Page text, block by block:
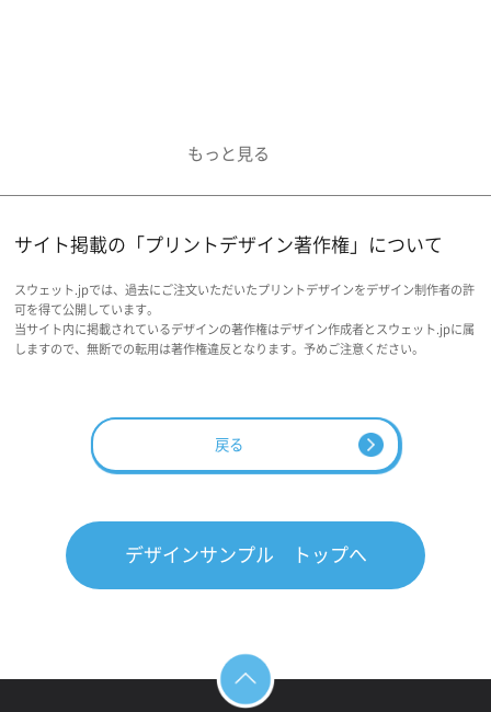
サイト掲載の「プリントデザイン著作権」について
スウェット.jpでは、過去にご注文いただいたプリントデザインをデザイン制作者の許
可を得て公開しています。
当サイト内に掲載されているデザインの著作権はデザイン作成者とスウェット.jpに属
しますので、無断での転用は著作権違反となります。予めご注意ください。
戻る
デザインサンプル トップへ